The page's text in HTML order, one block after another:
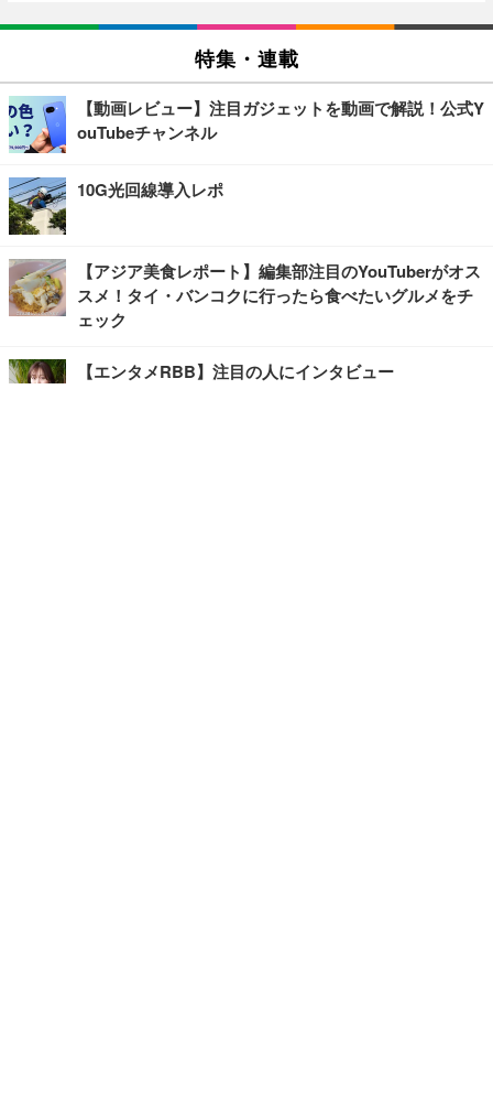
特集・連載
【動画レビュー】注目ガジェットを動画で解説！公式Y
ouTubeチャンネル
10G光回線導入レポ
【アジア美食レポート】編集部注目のYouTuberがオス
スメ！タイ・バンコクに行ったら食べたいグルメをチ
ェック
【エンタメRBB】注目の人にインタビュー